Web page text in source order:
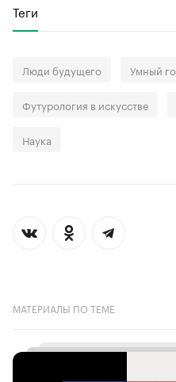
Теги
Люди будущего Умный
Футурология в искусстве
Наука
МАТЕРИАЛЫ ПО ТЕМЕ